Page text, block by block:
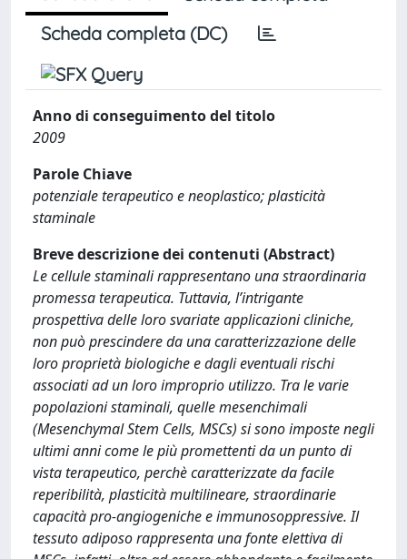
Scheda completa (DC)
Anno di conseguimento del titolo
2009
Parole Chiave
potenziale terapeutico e neoplastico; plasticità
staminale
Breve descrizione dei contenuti (Abstract)
Le cellule staminali rappresentano una straordinaria
promessa terapeutica. Tuttavia, l’intrigante
prospettiva delle loro svariate applicazioni cliniche,
non può prescindere da una caratterizzazione delle
loro proprietà biologiche e dagli eventuali rischi
associati ad un loro improprio utilizzo. Tra le varie
popolazioni staminali, quelle mesenchimali
(Mesenchymal Stem Cells, MSCs) si sono imposte negli
ultimi anni come le più promettenti da un punto di
vista terapeutico, perchè caratterizzate da facile
reperibilità, plasticità multilineare, straordinarie
capacità pro-angiogeniche e immunosoppressive. Il
tessuto adiposo rappresenta una fonte elettiva di